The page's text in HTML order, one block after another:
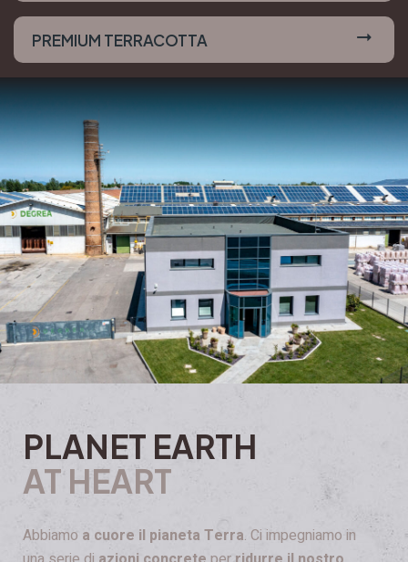
PREMIUM TERRACOTTA
PLANET EARTH
AT HEART
Abbiamo a cuore il pianeta Terra. Ci impegniamo in